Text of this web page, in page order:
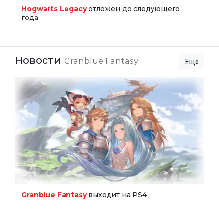
Hogwarts Legacyотложен до следующего
года
Новости Granblue Fantasy Еще
Granblue Fantasyвыходит на PS4